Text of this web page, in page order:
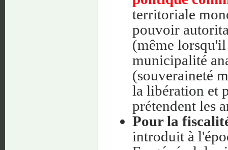
territoriale
pouvoir
(même
municipalité
(souveraineté
la libération et
prétendent les
Pour la
introduit à